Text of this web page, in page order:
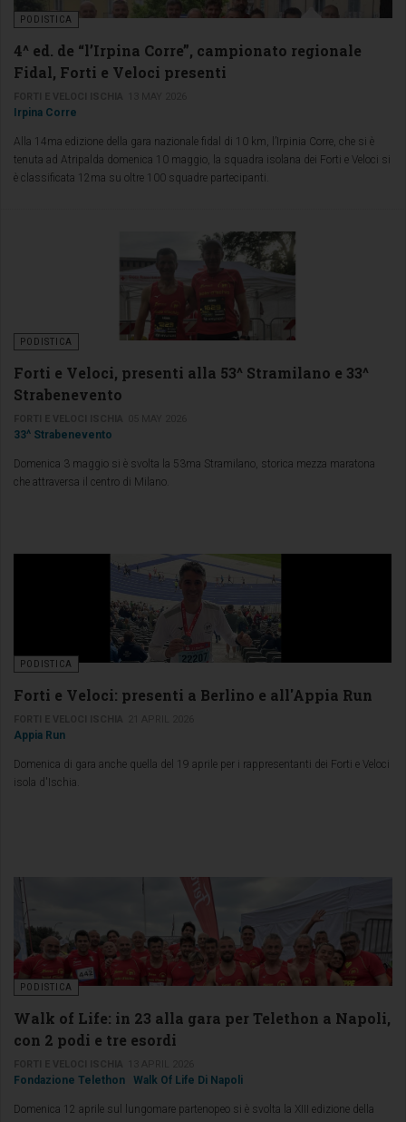
PODISTICA
4^ ed. de “l’Irpina Corre”, campionato regionale
Fidal, Forti e Veloci presenti
Irpina Corre
Alla 14ma edizione della gara nazionale fidal di 10 km, l’Irpinia Corre, che si è
tenuta ad Atripalda domenica 10 maggio, la squadra isolana dei Forti e Veloci si
è classificata 12ma su oltre 100 squadre partecipanti.
PODISTICA
Forti e Veloci, presenti alla 53^ Stramilano e 33^
Strabenevento
33^ Strabenevento
Domenica 3 maggio si è svolta la 53ma Stramilano, storica mezza maratona
che attraversa il centro di Milano.
PODISTICA
Forti e Veloci: presenti a Berlino e all'Appia Run
Appia Run
Domenica di gara anche quella del 19 aprile per i rappresentanti dei Forti e Veloci
isola d'Ischia.
PODISTICA
Walk of Life: in 23 alla gara per Telethon a Napoli,
con 2 podi e tre esordi
Fondazione Telethon Walk Of Life Di Napoli
Domenica 12 aprile sul lungomare partenopeo si è svolta la XIII edizione della